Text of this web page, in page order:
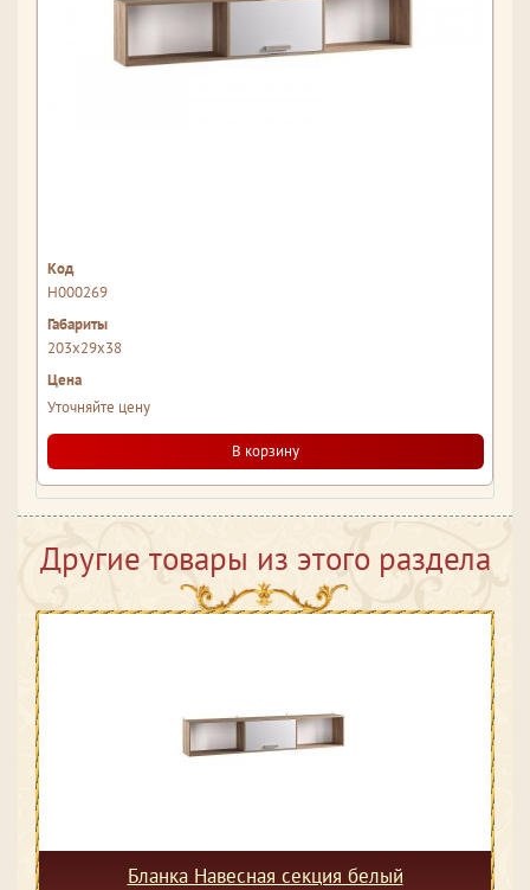
Н000269
203x29x38
Уточняйте цену
В корзину
Другие товары из этого раздела
Бланка Навесная секция белый